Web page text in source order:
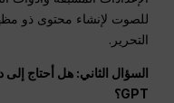
للصوت لإنشاء محتوى ذو
التحرير.
GPT؟